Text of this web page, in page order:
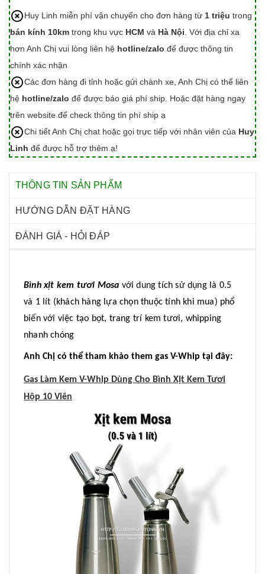
Huy Linh miễn phí vận chuyển cho đơn hàng từ 1 triệu trong
bán kính 10km trong khu vực HCM và Hà Nội . Với địa chỉ xa
hơn Anh Chị vui lòng liên hệ hotline/zalo để được thông tin
chính xác nhận
Các đơn hàng đi tỉnh hoặc gửi chành xe, Anh Chị có thể liên
hệ hotline/zalo để được báo giá phí ship. Hoặc đặt hàng ngay
trên website để check thông tin phí ship ạ
Chi tiết Anh Chị chat hoặc gọi trực tiếp với nhân viên của Huy
Linh để được hỗ trợ thêm ạ!
THÔNG TIN SẢN PHẨM
HƯỚNG DẪN ĐẶT HÀNG
ĐÁNH GIÁ - HỎI ĐÁP
Bình xịt kem tươi Mosa với dung tích sử dụng là 0.5
và 1 lít (khách hàng lựa chọn thuộc tính khi mua) phổ
biến với việc tạo bọt, trang trí kem tươi, whipping
nhanh chóng
Anh Chị có thể tham khảo them gas V-Whip tại đây:
Gas Làm Kem V-Whip Dùng Cho Bình Xịt Kem Tươi
Hộp 10 Viên